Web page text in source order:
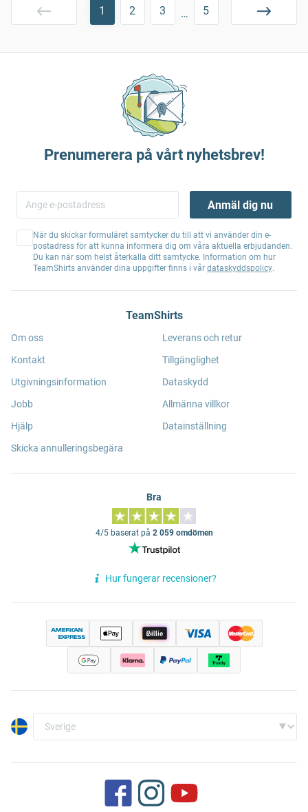
1 2 3 … 5
Prenumerera på vårt nyhetsbrev!
Anmäl dig nu
När du skickar formuläret samtycker du till att vi använder din e-
postadress för att kunna informera dig om våra aktuella erbjudanden.
Du kan när som helst återkalla ditt samtycke. Information om hur
TeamShirts använder dina uppgifter finns i vår dataskyddspolicy.
TeamShirts
Om oss
Kontakt
Utgivningsinformation
Jobb
Hjälp
Skicka annulleringsbegära
Leverans och retur
Tillgänglighet
Dataskydd
Allmänna villkor
Datainställning
Bra
4/5 baserat på 2 059 omdömen
Hur fungerar recensioner?